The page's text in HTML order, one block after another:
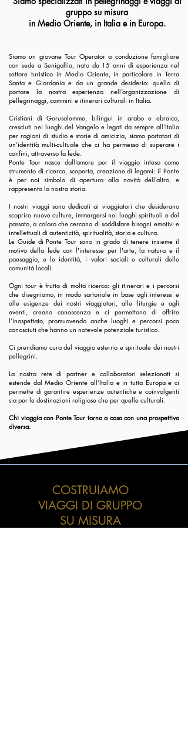
gruppo su misura
in Medio Oriente, in Italia e in Europa.
Siamo un giovane Tour Operator a conduzione famigliare
con sede a Senigallia, nato da 15 anni di esperienza nel
settore turistico in Medio Oriente, in particolare in Terra
Santa e Giordania e da un grande desiderio: quello di
portare la nostra esperienza nell’organizzazione di
pellegrinaggi, cammini e itinerari culturali in Italia.
Cristiani di Gerusalemme, bilingui in arabo e ebraico,
cresciuti nei luoghi del Vangelo e legati da sempre all’Italia
per ragioni di studio e storie di amicizia, siamo portatori di
un’identità multi-cultuale che ci ha permesso di superare i
confini, attraverso la fede.
Ponte Tour nasce dall’amore per il viaggio inteso come
strumento di ricerca, scoperta, creazione di legami: il Ponte
è per noi simbolo di apertura alla novità dell’altro, e
rappresenta la nostra storia.
I nostri viaggi sono dedicati ai viaggiatori che desiderano
scoprire nuove culture, immergersi nei luoghi spirituali e del
passato, a coloro che cercano di soddisfare bisogni emotivi e
intellettuali di autenticità, spiritualità, storia e cultura.
Le Guide di Ponte Tour sono in grado di tenere insieme il
motivo della fede con l'interesse per l'arte, la natura e il
paesaggio, e le identità, i valori sociali e culturali delle
comunità locali.
Ogni tour è frutto di molta ricerca: gli itinerari e i percorsi
che disegniamo, in modo sartoriale in base agli interessi e
alle esigenze dei nostri viaggiatori, alle liturgie e agli
eventi, creano conoscenza e ci permettono di offrire
l’inaspettato, promuovendo anche luoghi e percorsi poco
conosciuti che hanno un notevole potenziale turistico.
Ci prendiamo cura del viaggio esterno e spirituale dei nostri
pellegrini.
La nostra rete di partner e collaboratori selezionati si
estende dal Medio Oriente all’Italia e in tutta Europa e ci
permette di garantire esperienze autentiche e coinvolgenti
sia per le destinazioni religiose che per quelle culturali.
Chi viaggia con Ponte Tour torna a casa con una prospettiva
diversa.
COSTRUIAMO
VIAGGI DI GRUPPO
SU MISURA